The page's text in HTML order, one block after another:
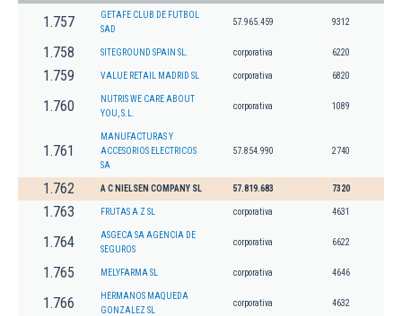
1.757
GETAFE CLUB DE FUTBOL
SAD
57.965.459 9312
1.758 SITEGROUND SPAIN SL. corporativa 6220
1.759 VALUE RETAIL MADRID SL corporativa 6820
1.760
NUTRIS WE CARE ABOUT
YOU, S.L.
corporativa 1089
1.761
MANUFACTURAS Y
ACCESORIOS ELECTRICOS
SA
57.854.990 2740
1.762 A C NIELSEN COMPANY SL 57.819.683 7320
1.763 FRUTAS A Z SL corporativa 4631
1.764
ASGECA SA AGENCIA DE
SEGUROS
corporativa 6622
1.765 MELYFARMA SL corporativa 4646
1.766
HERMANOS MAQUEDA
GONZALEZ SL
corporativa 4632